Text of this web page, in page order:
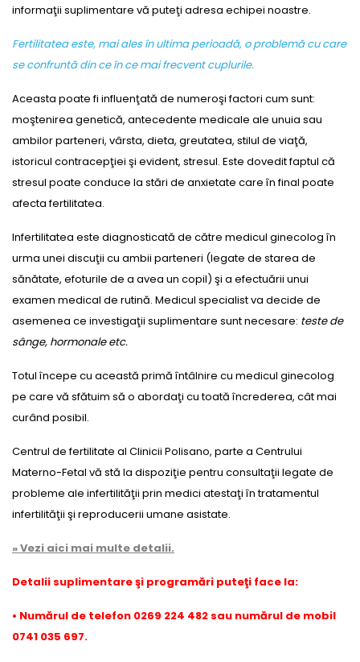
informaţii suplimentare vă puteţi adresa echipei noastre.
Fertilitatea este, mai ales în ultima perioadă, o problemă cu care
se confruntă din ce în ce mai frecvent cuplurile.
Aceasta poate fi influenţată de numeroşi factori cum sunt:
moştenirea genetică, antecedente medicale ale unuia sau
ambilor parteneri, vârsta, dieta, greutatea, stilul de viaţă,
istoricul contracepţiei şi evident, stresul. Este dovedit faptul că
stresul poate conduce la stări de anxietate care în final poate
afecta fertilitatea.
Infertilitatea este diagnosticată de către medicul ginecolog în
urma unei discuţii cu ambii parteneri (legate de starea de
sănătate, efoturile de a avea un copil) şi a efectuării unui
examen medical de rutină. Medicul specialist va decide de
asemenea ce investigaţii suplimentare sunt necesare: teste de
sânge, hormonale etc.
Totul începe cu această primă întâlnire cu medicul ginecolog
pe care vă sfătuim să o abordaţi cu toată încrederea, cât mai
curând posibil.
Centrul de fertilitate al Clinicii Polisano, parte a Centrului
Materno-Fetal vă stă la dispoziţie pentru consultaţii legate de
probleme ale infertilităţii prin medici atestaţi în tratamentul
infertilităţii şi reproducerii umane asistate.
» Vezi aici mai multe detalii.
Detalii suplimentare şi programări puteţi face la:
• Numărul de telefon 0269 224 482 sau numărul de mobil
0741 035 697.